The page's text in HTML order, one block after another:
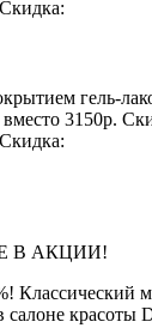
Скидка:
гель-
3150р.
Скидка:
В АКЦИИ!
Классический
салоне красоты